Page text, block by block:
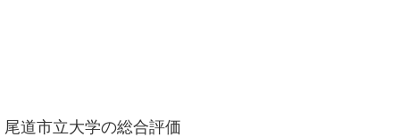
尾道市立大学の総合評価